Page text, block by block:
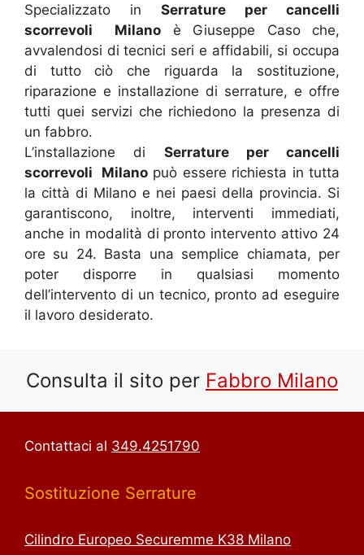
Specializzato in Serrature per cancelli
scorrevoli
Milano è Giuseppe Caso che,
avvalendosi di tecnici seri e affidabili, si occupa
di tutto ciò che riguarda la sostituzione,
riparazione e installazione di serrature, e offre
tutti quei servizi che richiedono la presenza di
un fabbro.
L’installazione di Serrature per cancelli
scorrevoli
Milanopuò essere richiesta in tutta
la città di Milano e nei paesi della provincia. Si
garantiscono, inoltre, interventi immediati,
anche in modalità di pronto intervento attivo 24
ore su 24. Basta una semplice chiamata, per
poter disporre in qualsiasi momento
dell’intervento di un tecnico, pronto ad eseguire
il lavoro desiderato.
Consulta il sito per Fabbro Milano
Contattaci al 349.4251790
Sostituzione Serrature
Cilindro Europeo Securemme K38 Milano